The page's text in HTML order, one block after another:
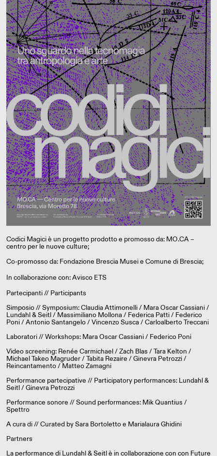
Codici Magici è un progetto prodotto e promosso da: MO.CA –
centro per le nuove culture;
Co-promosso da: Fondazione Brescia Museie Comune di Brescia;
In collaborazione con:Avisco ETS
Partecipanti // Participants
Simposio // Symposium: Claudia Attimonelli / Mara Oscar Cassiani /
Lundahl & Seitl / Massimiliano Mollona / Federica Patti / Federico
Poni / Antonio Santangelo / Vincenzo Susca / Carloalberto Treccani
Laboratori // Workshops: Mara Oscar Cassiani / Federico Poni
Video screening: Renée Carmichael / Zach Blas / Tara Kelton /
Michael Takeo Magruder / Tabita Rezaire / Ginevra Petrozzi /
Reincantamento / Matteo Zamagni
Performance partecipative // Participatory performances: Lundahl &
Seitl / Ginevra Petrozzi
Performance sonore // Sound performances: Mik Quantius /
Spettro
A cura di // Curated by Sara Bortoletto e Marialaura Ghidini
Partners
La performance di Lundahl & Seitl è in collaborazione con con Future